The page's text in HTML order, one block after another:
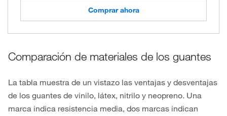
Comprar ahora
Comparación de materiales de los guantes
La tabla muestra de un vistazo las ventajas y desventajas
de los guantes de vinilo, látex, nitrilo y neopreno. Una
marca indica resistencia media, dos marcas indican